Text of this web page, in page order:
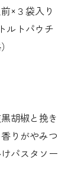
×３袋入り
ルトパウチ
胡椒と挽き
りがやみつ
パスタソー